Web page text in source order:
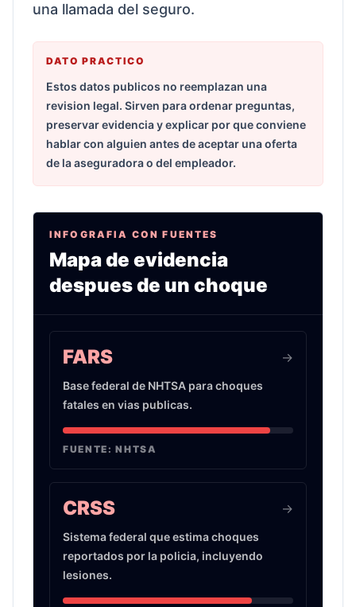
una llamada del seguro.
DATO PRACTICO
Estos datos publicos no reemplazan una
revision legal. Sirven para ordenar preguntas,
preservar evidencia y explicar por que conviene
hablar con alguien antes de aceptar una oferta
de la aseguradora o del empleador.
INFOGRAFIA CON FUENTES
Mapa de evidencia
despues de un choque
FARS
Base federal de NHTSA para choques
fatales en vias publicas.
->
FUENTE:NHTSA
CRSS
Sistema federal que estima choques
reportados por la policia, incluyendo
lesiones.
->